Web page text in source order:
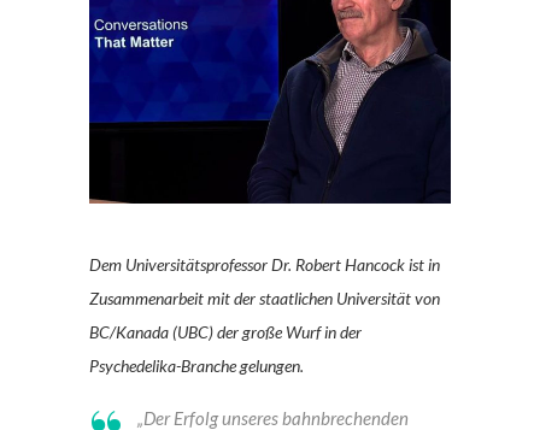
Dem Universitätsprofessor Dr. Robert Hancock ist in
Zusammenarbeit mit der staatlichen Universität von
BC/Kanada (UBC) der große Wurf in der
Psychedelika-Branche gelungen.
„Der Erfolg unseres bahnbrechenden